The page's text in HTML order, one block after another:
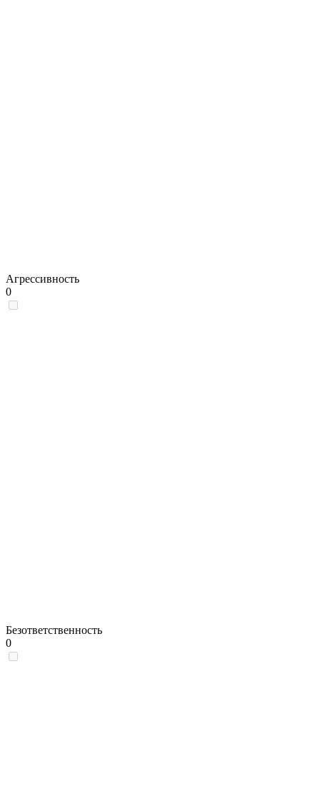
Агрессивность
0
Безответственность
0